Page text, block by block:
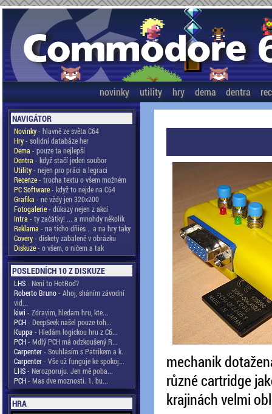
novinky utility hry dema dentra
NAVIGÁTOR
Novinky- hlavně ze světa C64
Hry- solidní databáze her
Dema - pouze ta nejlepší
Dentra - když stačí jeden soubor
Utility- nejen pro práci a legraci
Recenze- trocha textu o všem možném
PC Software- když to nejde na C64
Grafika - ne vždy jen 320x200
Fotogalerie- důkazy nejen z akcí
Intra - ty začátky! ... a mnohdy několik
Reklama - na ticho dňies .. a na hry taky
Covery- diskety zabalené v obrázku
Diskuze- o všem, o ničem a tak
POSLEDNÍCH 10 Z DISKUZE
LHS- Není to HotRod?
Roberto Bruno- Ahoj, sháním závodní
vid...
kiwi - Zdravim, hledam hru, kte...
PCH- DeepSeek našel pouze toh...
Kuppa - Hledám logickou hru z C6...
PCH- Mdlý PCH má odzkoušený R...
Carpenter- Souhlasím s Patrikem a k...
Carpenter- Vše už funguje ke spokoj...
LHS- Nerozporuju. Jen mě poba...
PCH- Mas dve moznosti. 1. bu...
HRA
mechanik
různé cartridge
krajinách velmi